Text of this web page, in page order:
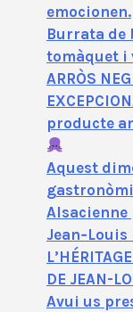
emocionen.
Burrata de
tomàquet i
ARRÒS
producte
Aquest
Alsacienne
Jean‑Louis
DE JEAN-
Avui us